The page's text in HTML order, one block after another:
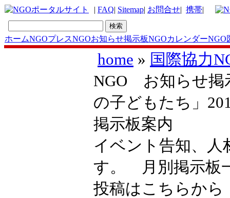
| FAQ| Sitemap| お問合せ| 携帯|
ホームNGOプレスNGOお知らせ掲示板NGOカレンダーNGO
home » 国際協力
NGO お知らせ掲
の子どもたち」
掲示板案内
イベント告知、人
す。 月別掲示
投稿はこちらか